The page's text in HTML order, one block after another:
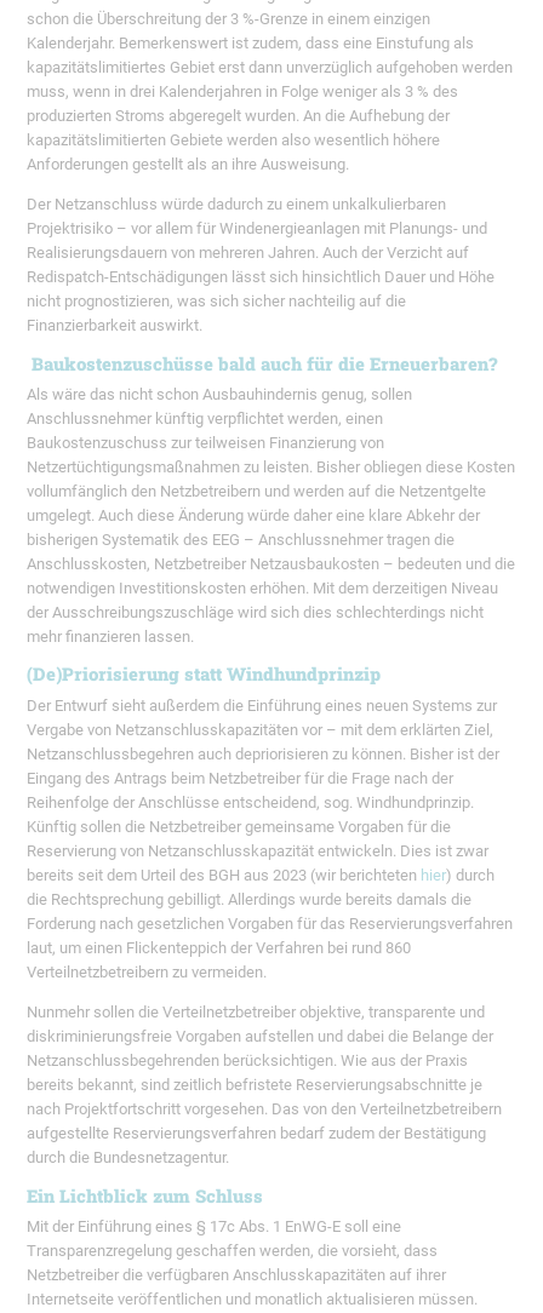
schon die Überschreitung der 3 %-Grenze in einem einzigen
Kalenderjahr. Bemerkenswert ist zudem, dass eine Einstufung als
kapazitätslimitiertes Gebiet erst dann unverzüglich aufgehoben werden
muss, wenn in drei Kalenderjahren in Folge weniger als 3 % des
produzierten Stroms abgeregelt wurden. An die Aufhebung der
kapazitätslimitierten Gebiete werden also wesentlich höhere
Anforderungen gestellt als an ihre Ausweisung.
Der Netzanschluss würde dadurch zu einem unkalkulierbaren
Projektrisiko – vor allem für Windenergieanlagen mit Planungs- und
Realisierungsdauern von mehreren Jahren. Auch der Verzicht auf
Redispatch-Entschädigungen lässt sich hinsichtlich Dauer und Höhe
nicht prognostizieren, was sich sicher nachteilig auf die
Finanzierbarkeit auswirkt.
Baukostenzuschüsse bald auch für die Erneuerbaren?
Als wäre das nicht schon Ausbauhindernis genug, sollen
Anschlussnehmer künftig verpflichtet werden, einen
Baukostenzuschuss zur teilweisen Finanzierung von
Netzertüchtigungsmaßnahmen zu leisten. Bisher obliegen diese Kosten
vollumfänglich den Netzbetreibern und werden auf die Netzentgelte
umgelegt. Auch diese Änderung würde daher eine klare Abkehr der
bisherigen Systematik des EEG – Anschlussnehmer tragen die
Anschlusskosten, Netzbetreiber Netzausbaukosten – bedeuten und die
notwendigen Investitionskosten erhöhen. Mit dem derzeitigen Niveau
der Ausschreibungszuschläge wird sich dies schlechterdings nicht
mehr finanzieren lassen.
(De)Priorisierung statt Windhundprinzip
Der Entwurf sieht außerdem die Einführung eines neuen Systems zur
Vergabe von Netzanschlusskapazitäten vor – mit dem erklärten Ziel,
Netzanschlussbegehren auch depriorisieren zu können. Bisher ist der
Eingang des Antrags beim Netzbetreiber für die Frage nach der
Reihenfolge der Anschlüsse entscheidend, sog. Windhundprinzip.
Künftig sollen die Netzbetreiber gemeinsame Vorgaben für die
Reservierung von Netzanschlusskapazität entwickeln. Dies ist zwar
bereits seit dem Urteil des BGH aus 2023 (wir berichteten hier) durch
die Rechtsprechung gebilligt. Allerdings wurde bereits damals die
Forderung nach gesetzlichen Vorgaben für das Reservierungsverfahren
laut, um einen Flickenteppich der Verfahren bei rund 860
Verteilnetzbetreibern zu vermeiden.
Nunmehr sollen die Verteilnetzbetreiber objektive, transparente und
diskriminierungsfreie Vorgaben aufstellen und dabei die Belange der
Netzanschlussbegehrenden berücksichtigen. Wie aus der Praxis
bereits bekannt, sind zeitlich befristete Reservierungsabschnitte je
nach Projektfortschritt vorgesehen. Das von den Verteilnetzbetreibern
aufgestellte Reservierungsverfahren bedarf zudem der Bestätigung
durch die Bundesnetzagentur.
Ein Lichtblick zum Schluss
Mit der Einführung eines § 17c Abs. 1 EnWG-E soll eine
Transparenzregelung geschaffen werden, die vorsieht, dass
Netzbetreiber die verfügbaren Anschlusskapazitäten auf ihrer
Internetseite veröffentlichen und monatlich aktualisieren müssen.